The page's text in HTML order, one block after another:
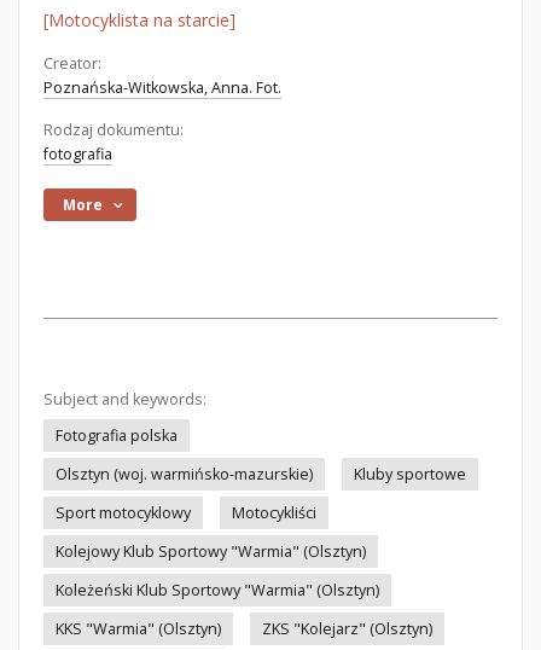
[Motocyklista na starcie]
Creator:
Poznańska-Witkowska, Anna. Fot.
Rodzaj dokumentu:
fotografia
More
Subject and keywords:
Fotografia polska
Olsztyn (woj. warmińsko-mazurskie)
Kluby sportowe
Sport motocyklowy
Motocykliści
Kolejowy Klub Sportowy "Warmia" (Olsztyn)
Koleżeński Klub Sportowy "Warmia" (Olsztyn)
KKS "Warmia" (Olsztyn)
ZKS "Kolejarz" (Olsztyn)